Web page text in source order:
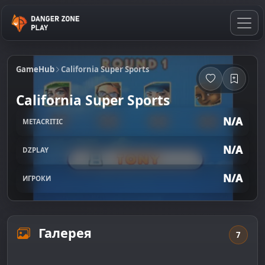
GameHub California Super Sports
California Super Sports
METACRITIC N/A
DZPLAY N/A
ИГРОКИ N/A
Галерея 7